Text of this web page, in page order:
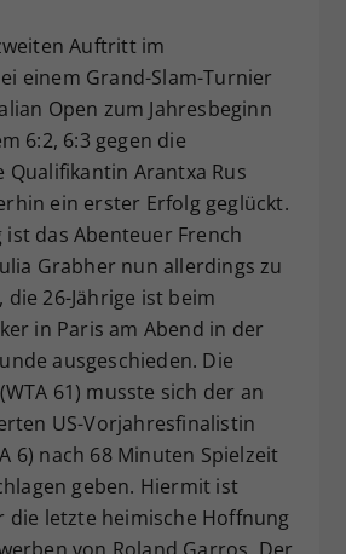
Auftritt im
einem Grand-Slam-Turnier
Open zum Jahresbeginn
6:2, 6:3 gegen die
Qualifikantin Arantxa Rus
ein erster Erfolg geglückt.
das Abenteuer French
Grabher nun allerdings zu
die 26-Jährige ist beim
in Paris am Abend in der
ausgeschieden. Die
61) musste sich der an
US-Vorjahresfinalistin
6) nach 68 Minuten Spielzeit
geben. Hiermit ist
die letzte heimische Hoffnung
Unter anderem eine
generierte ID, für die
Speicherung Ihrer
Einstellungen, falls der
Betreiber dies eingestellt